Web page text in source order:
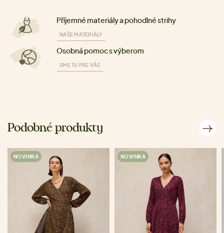
Příjemné materiály a pohodlné strihy
NAŠE MATERIÁLY
Osobná pomoc s výberom
SME TU PRE VÁS
Podobné produkty
NOVINKA NOVINKA